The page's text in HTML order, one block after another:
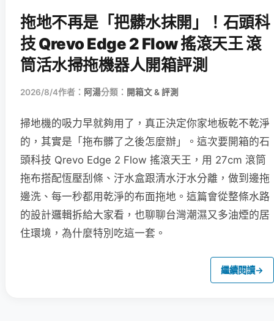
拖地不再是「把髒水抹開」！石頭科
技 Qrevo Edge 2 Flow 搖滾天王 滾
筒活水掃拖機器人開箱評測
2026/8/4作者： 阿湯分類： 開箱文 & 評測
掃地機的吸力早就夠用了，真正決定你家地板乾不乾淨
的，其實是「拖布髒了之後怎麼辦」。這次要開箱的石
頭科技 Qrevo Edge 2 Flow 搖滾天王，用 27cm 滾筒
拖布搭配恆壓刮條、汙水盒跟清水汙水分離，做到邊拖
邊洗、每一秒都用乾淨的布面拖地。這篇會從整條水路
的設計邏輯拆給大家看，也聊聊台灣潮濕又多油煙的居
住環境，為什麼特別吃這一套。
繼續閱讀→